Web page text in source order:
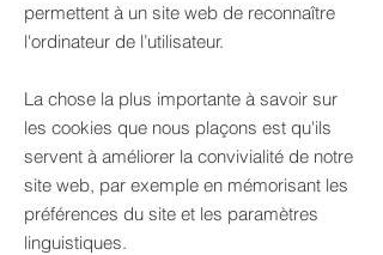
permettent à un site web de reconnaître
l'ordinateur de l’utilisateur.
La chose la plus importante à savoir sur
les cookies que nous plaçons est qu'ils
servent à améliorer la convivialité de notre
site web, par exemple en mémorisant les
préférences du site et les paramètres
linguistiques.